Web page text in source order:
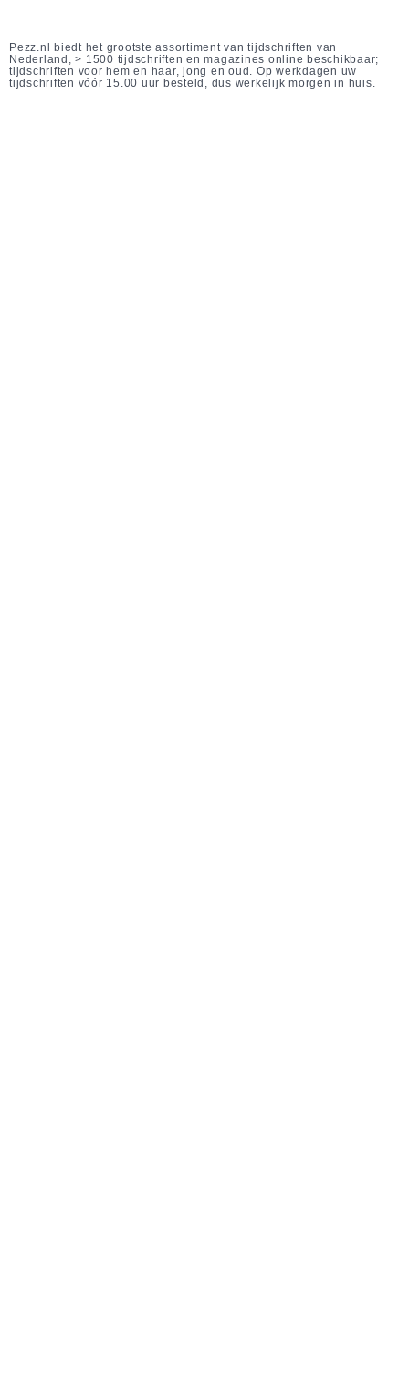
Pezz.nl biedt het grootste assortiment van tijdschriften van
Nederland, > 1500 tijdschriften en magazines online beschikbaar;
tijdschriften voor hem en haar, jong en oud. Op werkdagen uw
tijdschriften vóór 15.00 uur besteld, dus werkelijk morgen in huis.